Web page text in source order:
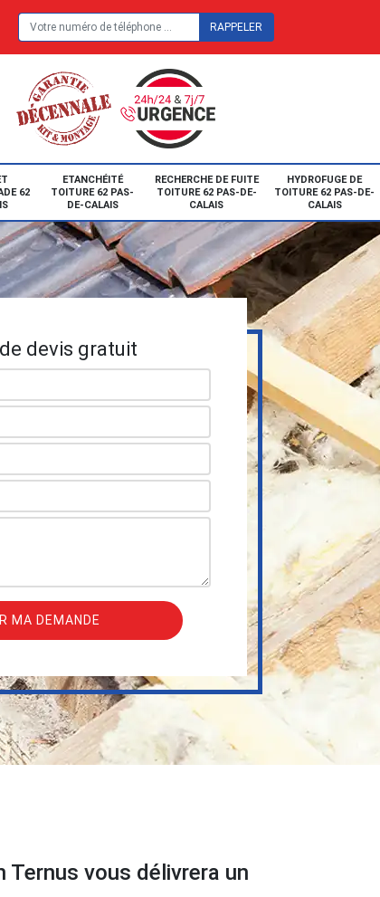
62
ETANCHÉITÉ
TOITURE 62 PAS-
DE-CALAIS
RECHERCHE DE FUITE
TOITURE 62 PAS-DE-
CALAIS
HYDROFUGE DE
TOITURE 62 PAS-DE-
CALAIS
devis gratuit
vous délivrera un